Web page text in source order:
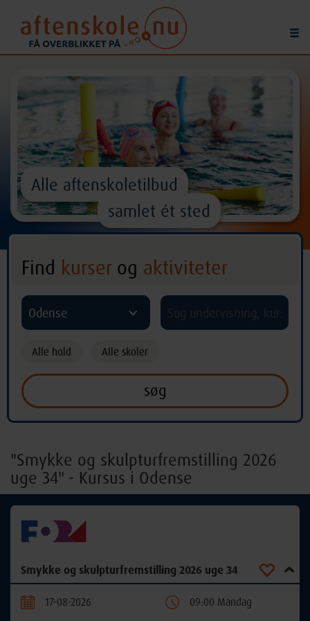
Alle aftenskoletilbud
samlet ét sted
Find kurser og aktiviteter
Odense ^
Alle hold Alle skoler
"Smykke og skulpturfremstilling 2026
uge 34" - Kursus i Odense
Smykke og skulpturfremstilling 2026 uge 34
17-08-2026 09:00 Mandag